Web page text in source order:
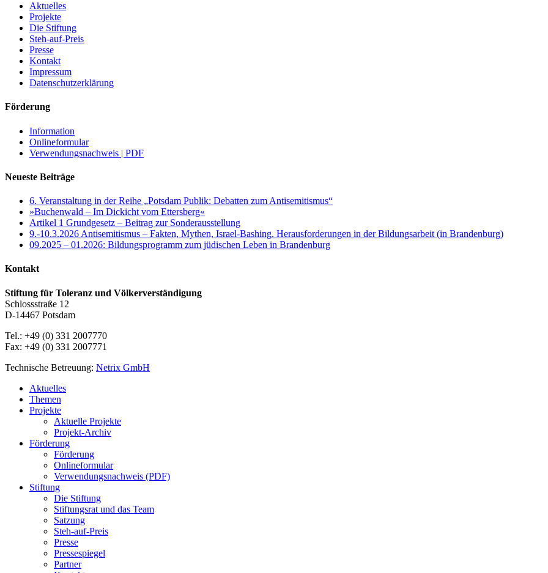
Aktuelles
Projekte
Die Stiftung
Steh-auf-Preis
Presse
Kontakt
Impressum
Datenschutzerklärung
Förderung
Information
Onlineformular
Verwendungsnachweis | PDF
Neueste Beiträge
6. Veranstaltung in der Reihe „Potsdam Publik: Debatten zum Antisemitismus“
»Buchenwald – Im Dickicht vom Ettersberg«
Artikel 1 Grundgesetz – Beitrag zur Sonderausstellung
9.-10.3.2026 Antisemitismus – Fakten, Mythen, Israel-Bashing. Herausforderungen in der Bildungsarbeit (in Brandenburg)
09.2025 – 01.2026: Bildungsprogramm zum jüdischen Leben in Brandenburg
Kontakt
Stiftung für Toleranz und Völkerverständigung
Schlossstraße 12
D-14467 Potsdam
Tel.: +49 (0) 331 2007770
Fax: +49 (0) 331 2007771
Technische Betreuung: Netrix GmbH
Close
Menu
Aktuelles
Themen
Projekte
Aktuelle Projekte
Projekt-Archiv
Förderung
Förderung
Onlineformular
Verwendungsnachweis (PDF)
Stiftung
Die Stiftung
Stiftungsrat und das Team
Satzung
Steh-auf-Preis
Presse
Pressespiegel
Partner